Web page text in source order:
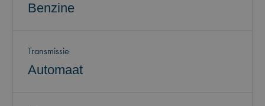
Benzine
Transmissie
Automaat